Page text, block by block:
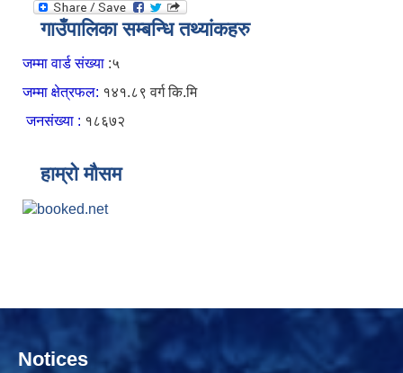
गाउँपालिका सम्बन्धि तथ्यांकहरु
जम्मा वार्ड संख्या :५
जम्मा क्षेत्रफल: १४१.८९ वर्ग कि.मि
जनसंख्या : १८६७२
हाम्रो मौसम
Notices